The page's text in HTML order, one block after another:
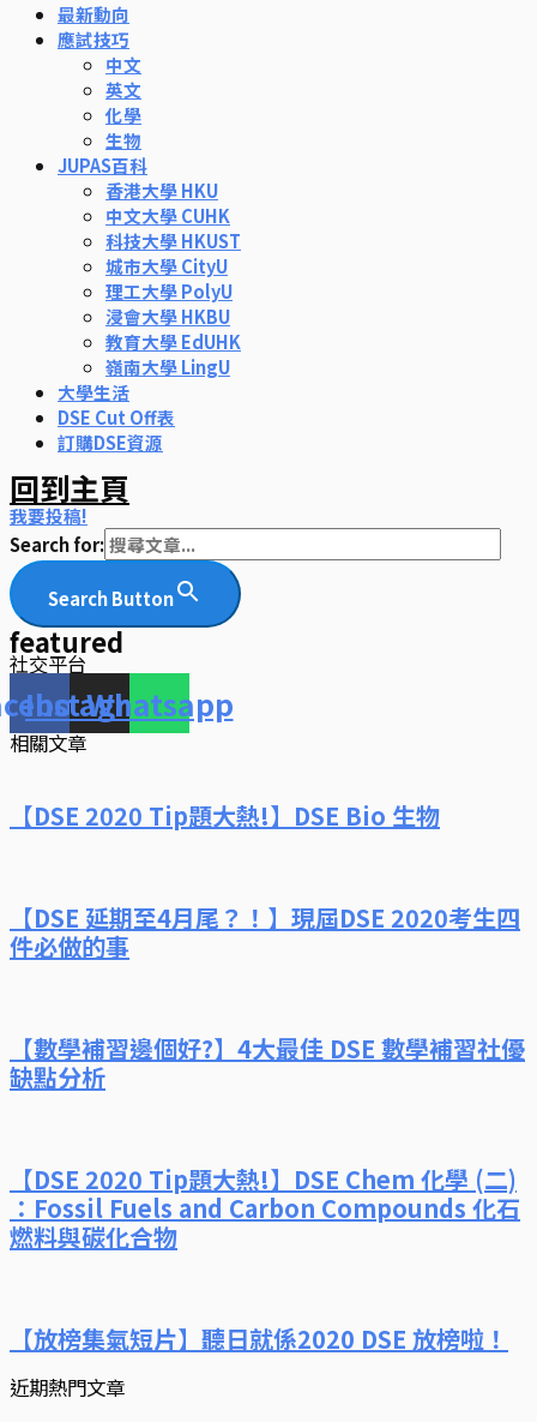
最新動向
應試技巧
中文
英文
化學
生物
JUPAS百科
香港大學 HKU
中文大學 CUHK
科技大學 HKUST
城市大學 CityU
理工大學 PolyU
浸會大學 HKBU
教育大學 EdUHK
嶺南大學 LingU
大學生活
DSE Cut Off表
訂購DSE資源
回到主頁
我要投稿!
Search for:
Search Button
featured
社交平台
Instagram
Whatsapp
相關文章
【DSE 2020 Tip題大熱!】DSE Bio 生物
【DSE 延期至4月尾？！】現屆DSE 2020考生四
件必做的事
【數學補習邊個好?】4大最佳 DSE 數學補習社優
缺點分析
【DSE 2020 Tip題大熱!】DSE Chem 化學 (二)
：Fossil Fuels and Carbon Compounds 化石
燃料與碳化合物
【放榜集氣短片】聽日就係2020 DSE 放榜啦！
近期熱門文章